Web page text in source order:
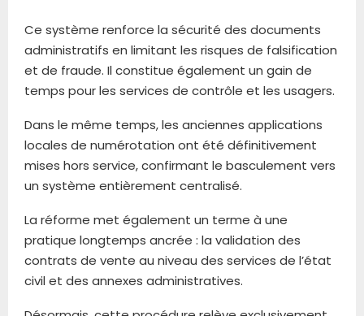
Ce système renforce la sécurité des documents
administratifs en limitant les risques de falsification
et de fraude. Il constitue également un gain de
temps pour les services de contrôle et les usagers.
Dans le même temps, les anciennes applications
locales de numérotation ont été définitivement
mises hors service, confirmant le basculement vers
un système entièrement centralisé.
La réforme met également un terme à une
pratique longtemps ancrée : la validation des
contrats de vente au niveau des services de l’état
civil et des annexes administratives.